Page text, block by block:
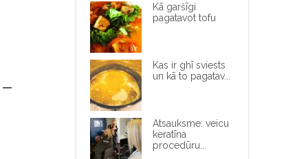
Kā garšīgi
pagatavot tofu
Kas ir ghī sviests
un kā to pagatav...
Atsauksme: veicu
keratīna
procedūru...